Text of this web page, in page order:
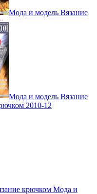
Мода и модель Вязание
Мода и модель Вязание
2010-12
крючком Мода и